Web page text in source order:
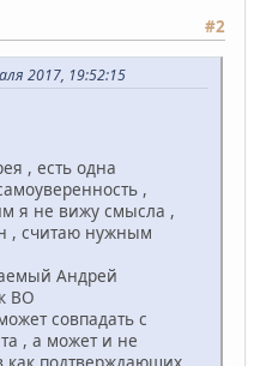
#2
2017, 19:52:15
, есть одна
,
я не вижу смысла ,
, считаю нужным
Андрей
ВО
совпадать с
, а может и не